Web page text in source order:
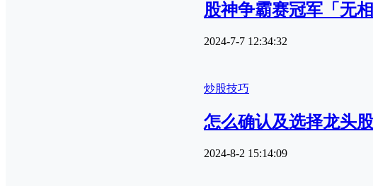
股神争霸赛冠军「无
2024-7-7 12:34:32
炒股技巧
怎么确认及选择龙头
2024-8-2 15:14:09